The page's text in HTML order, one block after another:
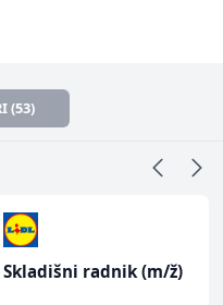
(53)
Skladišni radnik (m/ž)